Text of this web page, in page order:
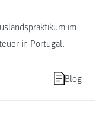
im
in Portugal.
Blog